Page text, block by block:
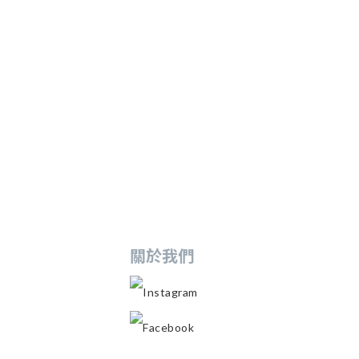
關於我們
Instagram
Facebook